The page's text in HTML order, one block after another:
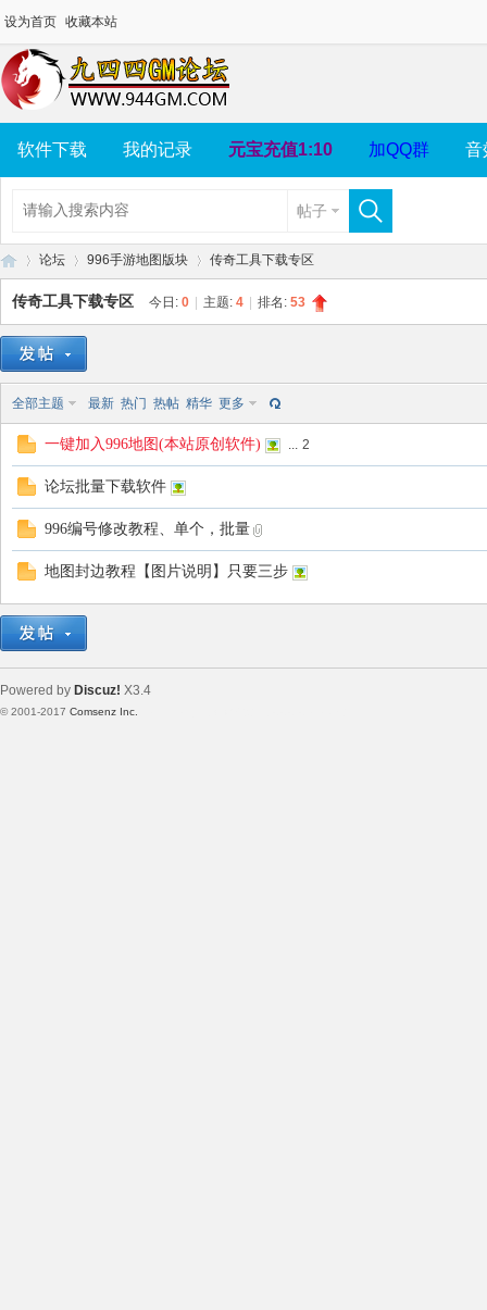
设为首页 收藏本站
软件下载 我的记录 元宝充值1:10 加QQ群 音
帖子
»
论坛
›
996手游地图版块 传奇工具下载专区
传奇工具下载专区 今日: 0 主题: 4 排名: 53
全部主题 最新 热门 热帖 精华 更多
一键加入996地图(本站原创软件) ... 2
论坛批量下载软件
996编号修改教程、单个，批量
地图封边教程【图片说明】只要三步
Powered by Discuz! X3.4
© 2001-2017 Comsenz Inc.